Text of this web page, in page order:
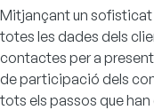
Mitjançant un
totes les dades dels
contactes per a
de participació dels
tots els passos que